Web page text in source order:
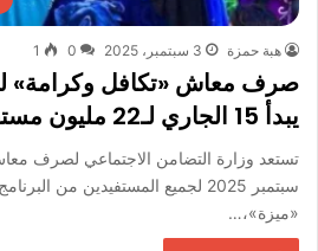
هبة حمزة 3 سبتمبر، 2025 0
1
يبدأ 15 الجاري لـ22 مليون مستفيد
تستعد وزارة التضامن الاجتماعي لصرف
سبتمبر 2025 لجميع المستفيدين من
«ميزة»،…